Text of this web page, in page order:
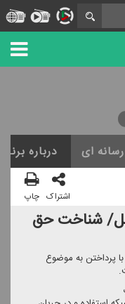
ای درباره
اشتراک چاپ
18 طعم عسل/ شناخت حق
پرداختن به موضوع